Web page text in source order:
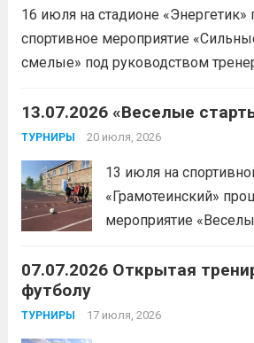
16 июля на стадионе
спортивное мероприятие
смелые» под руководством
Сергеевича. Участники
скоростные качества, силовую
координацию.
13.07.2026 «Веселые
ТУРНИРЫ 20 июля, 2026
13 июля на
«Грамотеинский»
мероприятие
шайбой».Несмотря на
мероприятия, главной
07.07.2026 Открытая
футболу
ТУРНИРЫ 17 июля, 2026